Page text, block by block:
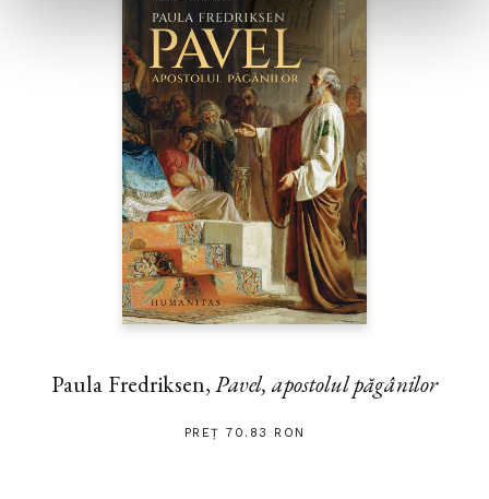
Paula Fredriksen,Pavel, apostolul păgânilor
PREȚ 70.83 RON